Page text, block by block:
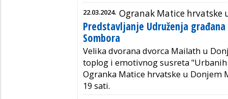
22.03.2024. Ogranak Matice hrvatske
Predstavljanje Udruženja građana
Sombora
Velika dvorana dvorca Mailath u
toplog i emotivnog susreta
Ogranka Matice hrvatske u Donjem
19 sati.